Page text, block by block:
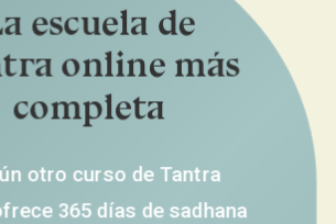
escuela de
online más
completa
otro curso de Tantra
365 días de sadhana